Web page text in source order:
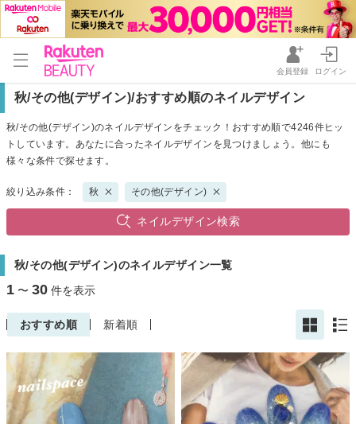
会員登録 ログイン
秋/その他(デザイン)/おすすめ順のネイルデザイン
秋/その他(デザイン)のネイルデザインをチェック！おすすめ順で4246件ヒッ
トしています。あなたに合ったネイルデザインを見つけましょう。他にも
様々な条件で探せます。
絞り込み条件： 秋 その他(デザイン)
ネイルデザイン検索
秋/その他(デザイン)のネイルデザイン一覧
1 〜 30 件を表示
おすすめ順 新着順